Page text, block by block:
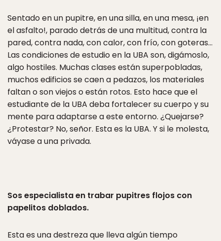
Sentado en un pupitre, en una silla, en una mesa, ¡en
el asfalto!, parado detrás de una multitud, contra la
pared, contra nada, con calor, con frío, con goteras…
Las condiciones de estudio en la UBA son, digámoslo,
algo hostiles. Muchas clases están superpobladas,
muchos edificios se caen a pedazos, los materiales
faltan o son viejos o están rotos. Esto hace que el
estudiante de la UBA deba fortalecer su cuerpo y su
mente para adaptarse a este entorno. ¿Quejarse?
¿Protestar? No, señor. Esta es la UBA. Y si le molesta,
váyase a una privada.
Sos especialista en trabar pupitres flojos con
papelitos doblados.
Esta es una destreza que lleva algún tiempo